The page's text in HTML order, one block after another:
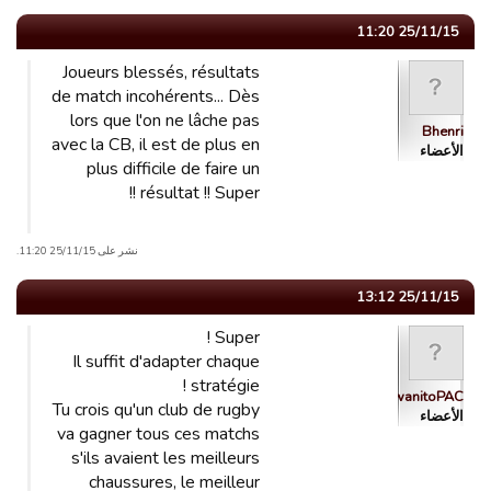
25/11/15 11:20
Bhenri
الأعضاء
Joueurs blessés, résultats
de match incohérents... Dès
lors que l'on ne lâche pas
avec la CB, il est de plus en
plus difficile de faire un
résultat !! Super !!
نشر على 25/11/15 11:20.
25/11/15 13:12
rwanitoPAC
الأعضاء
Super !
Il suffit d'adapter chaque
stratégie !
Tu crois qu'un club de rugby
va gagner tous ces matchs
s'ils avaient les meilleurs
chaussures, le meilleur